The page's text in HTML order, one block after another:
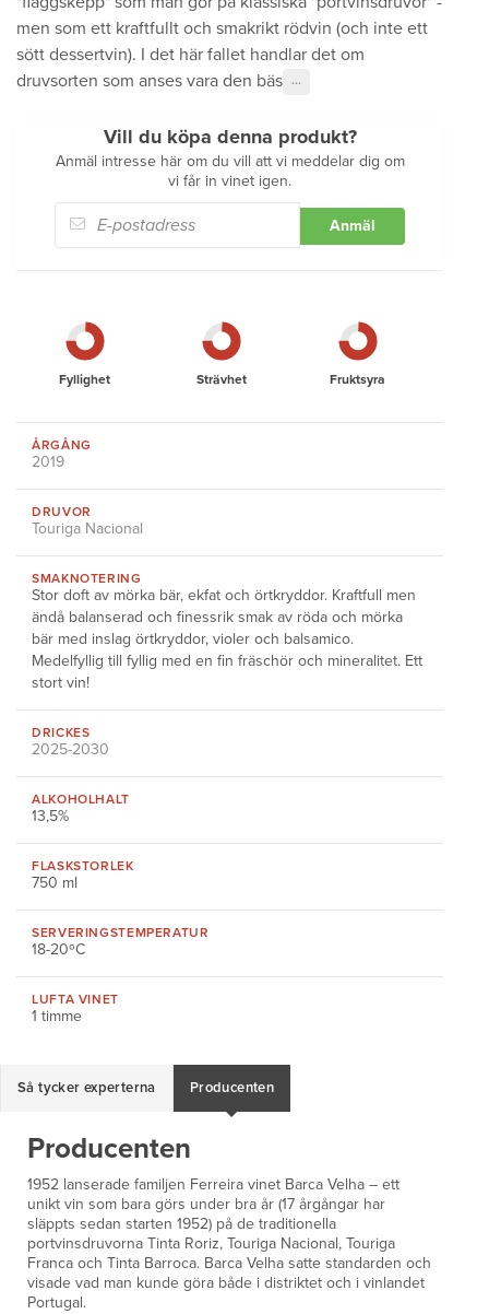
men som ett kraftfullt och smakrikt rödvin (och inte ett
sött dessertvin). I det här fallet handlar det om
druvsorten som anses vara den bäs
···
Vill du köpa denna produkt?
Anmäl intresse här om du vill att vi meddelar dig om
vi får in vinet igen.
Anmäl
Fyllighet Strävhet Fruktsyra
ÅRGÅNG
2019
DRUVOR
Touriga Nacional
SMAKNOTERING
Stor doft av mörka bär, ekfat och örtkryddor. Kraftfull men
ändå balanserad och finessrik smak av röda och mörka
bär med inslag örtkryddor, violer och balsamico.
Medelfyllig till fyllig med en fin fräschör och mineralitet. Ett
stort vin!
DRICKES
2025-2030
ALKOHOLHALT
13,5%
FLASKSTORLEK
750 ml
SERVERINGSTEMPERATUR
18-20ºC
LUFTA VINET
1 timme
Så tycker experterna Producenten
Producenten
1952 lanserade familjen Ferreira vinet Barca Velha – ett
unikt vin som bara görs under bra år (17 årgångar har
släppts sedan starten 1952) på de traditionella
portvinsdruvorna Tinta Roriz, Touriga Nacional, Touriga
Franca och Tinta Barroca. Barca Velha satte standarden och
visade vad man kunde göra både i distriktet och i vinlandet
Portugal.